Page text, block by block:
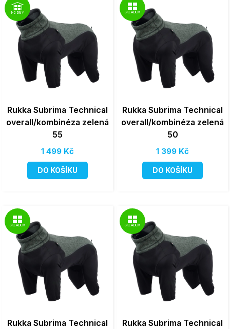
1-2 DNY
Rukka Subrima Technical
overall/kombinéza zelená
55
1 499 Kč
DO KOŠÍKU
SKLADEM
Rukka Subrima Technical
overall/kombinéza zelená
50
1 399 Kč
DO KOŠÍKU
SKLADEM
Rukka Subrima Technical
SKLADEM
Rukka Subrima Technical